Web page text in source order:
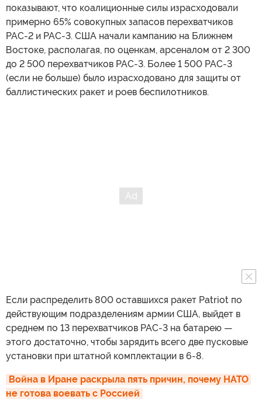
показывают, что коалиционные силы израсходовали
примерно 65% совокупных запасов перехватчиков
PAC-2 и PAC-3. США начали кампанию на Ближнем
Востоке, располагая, по оценкам, арсеналом от 2 300
до 2 500 перехватчиков PAC-3. Более 1 500 PAC-3
(если не больше) было израсходовано для защиты от
баллистических ракет и роев беспилотников.
Если распределить 800 оставшихся ракет Patriot по
действующим подразделениям армии США, выйдет в
среднем по 13 перехватчиков PAC-3 на батарею —
этого достаточно, чтобы зарядить всего две пусковые
установки при штатной комплектации в 6-8.
Война в Иране раскрыла пять причин, почему НАТО
не готова воевать с Россией